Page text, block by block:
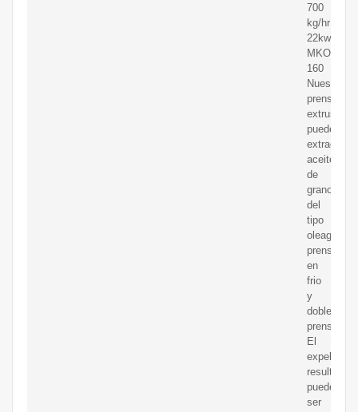
700
kg/hr
22kw
MKOP-
160
Nuestra
prensas
extrusoras
pueden
extraer
aceites
de
granos
del
tipo
prensado
en
frio
y
doble
prensado.
El
expeler
resultante
puede
ser